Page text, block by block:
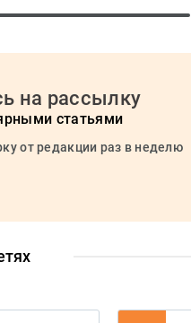
на рассылку
статьями
от редакции раз в неделю